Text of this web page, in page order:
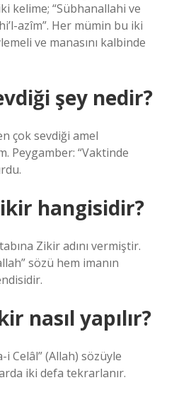
kelime; “Sübhanallahi ve
azîm”. Her mümin bu iki
ve manasını kalbinde
şey nedir?
çok sevdiği amel
Peygamber: “Vaktinde
hangisidir?
Zikir adını vermiştir.
sözü hem imanın
nasıl yapılır?
i Celâl” (Allah) sözüyle
iki defa tekrarlanır.